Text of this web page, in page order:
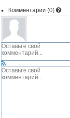
Комментарии (0)